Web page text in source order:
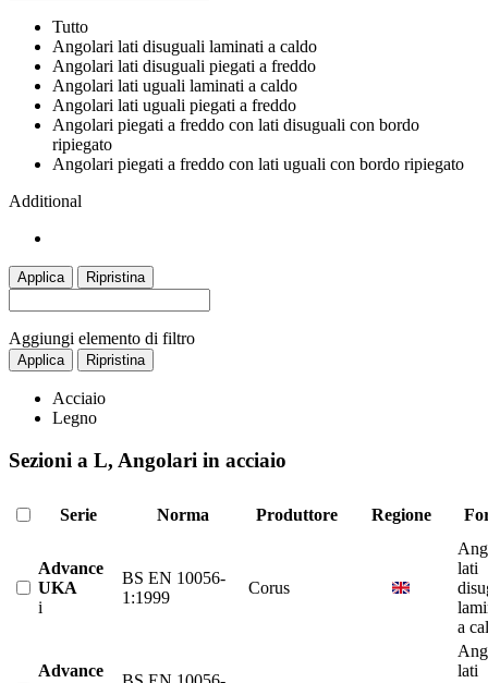
Tutto
Angolari lati disuguali laminati a caldo
Angolari lati disuguali piegati a freddo
Angolari lati uguali laminati a caldo
Angolari lati uguali piegati a freddo
Angolari piegati a freddo con lati disuguali con bordo
ripiegato
Angolari piegati a freddo con lati uguali con bordo ripiegato
Additional
Applica Ripristina
Aggiungi elemento di filtro
Applica Ripristina
Acciaio
Legno
Sezioni a L, Angolari in acciaio
Serie Norma Produttore Regione
Advance
UKA
i
BS EN 10056-
1:1999
Corus
lati
a
Advance
lati